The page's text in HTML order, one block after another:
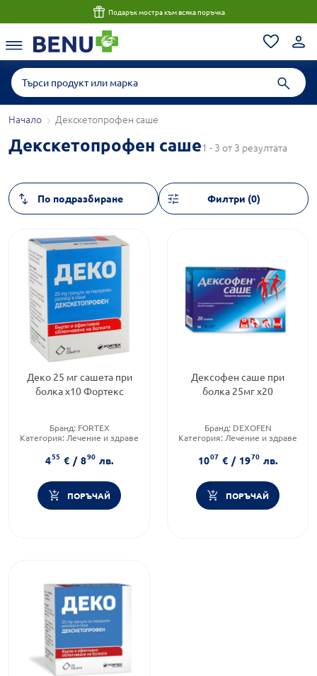
Подарък мостра към всяка поръчка
Начало Декскетопрофен саше
Декскетопрофен саше1 - 3 от 3 резултата
Филтри (0)
Деко 25 мг сашета при
болка х10 Фортекс
Бранд: FORTEX
Категория: Лечение и здраве
455 € / 890 лв.
ПОРЪЧАЙ
Дексофен саше при
болка 25мг х20
Бранд: DEXOFEN
Категория: Лечение и здраве
1007 € / 1970 лв.
ПОРЪЧАЙ